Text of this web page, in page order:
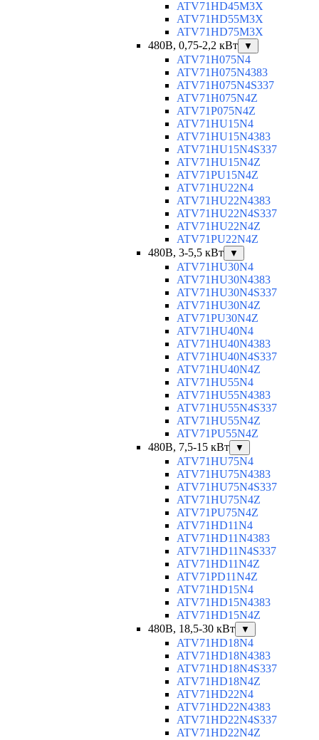
ATV71HD45M3X
ATV71HD55M3X
ATV71HD75M3X
480В, 0,75-2,2 кВт
▼
ATV71H075N4
ATV71H075N4383
ATV71H075N4S337
ATV71H075N4Z
ATV71P075N4Z
ATV71HU15N4
ATV71HU15N4383
ATV71HU15N4S337
ATV71HU15N4Z
ATV71PU15N4Z
ATV71HU22N4
ATV71HU22N4383
ATV71HU22N4S337
ATV71HU22N4Z
ATV71PU22N4Z
480В, 3-5,5 кВт
▼
ATV71HU30N4
ATV71HU30N4383
ATV71HU30N4S337
ATV71HU30N4Z
ATV71PU30N4Z
ATV71HU40N4
ATV71HU40N4383
ATV71HU40N4S337
ATV71HU40N4Z
ATV71HU55N4
ATV71HU55N4383
ATV71HU55N4S337
ATV71HU55N4Z
ATV71PU55N4Z
480В, 7,5-15 кВт
▼
ATV71HU75N4
ATV71HU75N4383
ATV71HU75N4S337
ATV71HU75N4Z
ATV71PU75N4Z
ATV71HD11N4
ATV71HD11N4383
ATV71HD11N4S337
ATV71HD11N4Z
ATV71PD11N4Z
ATV71HD15N4
ATV71HD15N4383
ATV71HD15N4Z
480В, 18,5-30 кВт
▼
ATV71HD18N4
ATV71HD18N4383
ATV71HD18N4S337
ATV71HD18N4Z
ATV71HD22N4
ATV71HD22N4383
ATV71HD22N4S337
ATV71HD22N4Z